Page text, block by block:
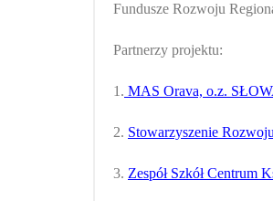
Fundusze Rozwoju
Partnerzy projektu:
1. MAS Orava, o.z.
2. Stowarzyszenie
3. Zespół Szkół Centrum